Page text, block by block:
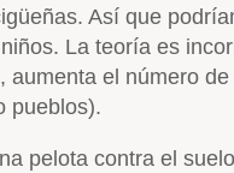
Así que
La teoría es
aumenta el número
pueblos).
pelota contra el